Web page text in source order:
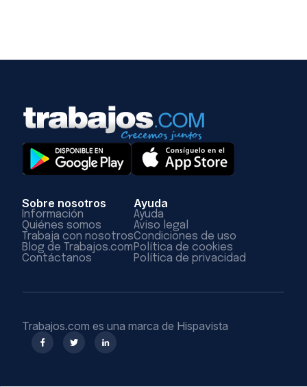
Sobre nosotros
Información
Quiénes somos
Trabaja con nosotros
Blog de Trabajos.com
Contáctanos
Ayuda
Ayuda
Aviso legal
Condiciones de uso
Política de cookies
Política de privacidad
Trabajos.com es una marca de Hispavista